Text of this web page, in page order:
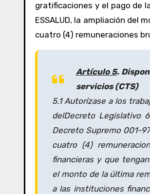
gratificaciones y el pago de
ESSALUD, la ampliación del
cuatro (4) remuneraciones
Artículo 5.
servicios (CTS)
5.1 Autorízase a los
delDecreto Legislativo
Decreto Supremo 001-
cuatro (4)
financieras y que
el monto de la última
a las instituciones